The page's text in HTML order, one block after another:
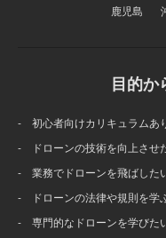
鹿児島
目的か
- 初心者向けカリキュラムあ
- ドローンの技術を向上させ
- 業務でドローンを飛ばした
- ドローンの法律や規則を学
- 専門的なドローンを学びた